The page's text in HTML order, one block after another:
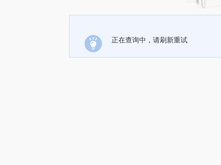
正在查询中，请刷新重试